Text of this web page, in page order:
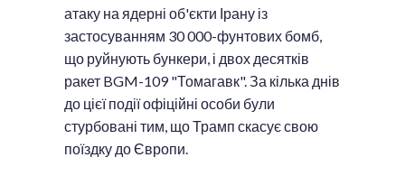
атаку на ядерні об'єкти Ірану із
застосуванням 30 000-фунтових бомб,
що руйнують бункери, і двох десятків
ракет BGM-109 "Томагавк". За кілька днів
до цієї події офіційні особи були
стурбовані тим, що Трамп скасує свою
поїздку до Європи.